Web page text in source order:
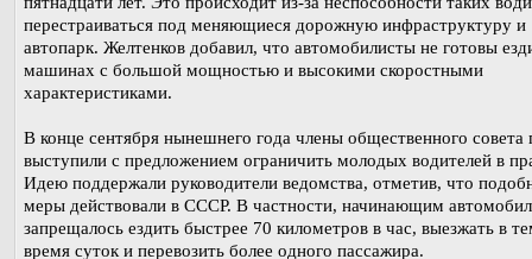
перестраиваться под меняющиеся дорожную инфраструктуру и
автопарк. Желтенков добавил, что автомобилисты не готовы
машинах с большой мощностью и высокими скоростными
характеристиками.
В конце сентября нынешнего года члены общественного
выступили с предложением ограничить молодых водителей в
Идею поддержали руководители ведомства, отметив, что
меры действовали в СССР. В частности, начинающим
запрещалось ездить быстрее 70 километров в час, выезжать в
время суток и перевозить более одного пассажира.